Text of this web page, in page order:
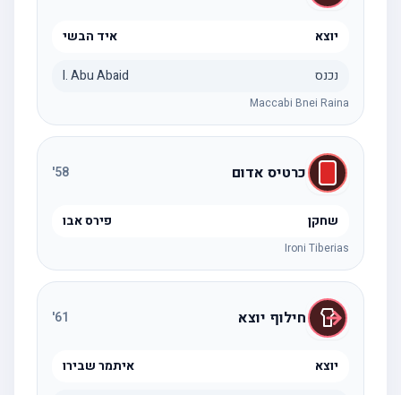
יוצא איד הבשי
נכנס I. Abu Abaid
Maccabi Bnei Raina
כרטיס אדום 58
'
שחקן פירס אבו
Ironi Tiberias
חילוף יוצא 61
'
יוצא איתמר שבירו